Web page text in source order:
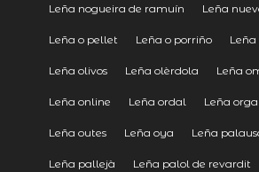
Leña nogueira de ramuín Leña
Leña o pellet Leña o porriño Leña
Leña olivos Leña olèrdola Leña
Leña online Leña ordal Leña
Leña outes Leña oya Leña
Leña pallejà Leña palol de revardit